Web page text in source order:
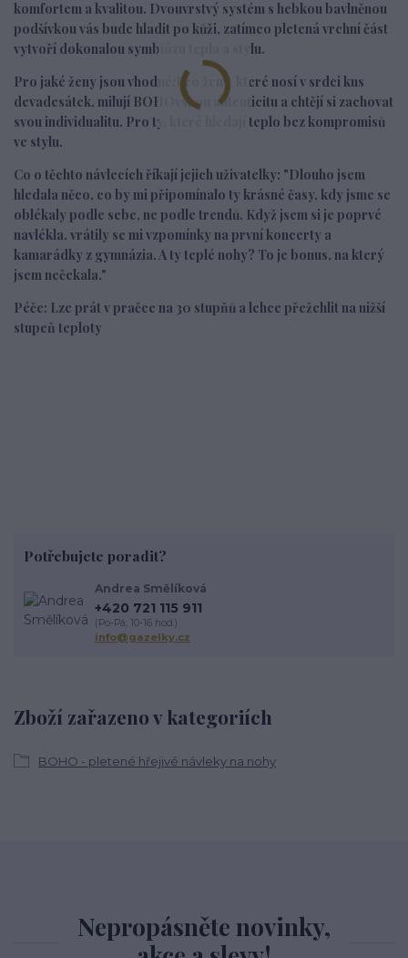
komfortem a kvalitou. Dvouvrstvý systém s hebkou bavlněnou
podšívkou vás bude hladit po kůži, zatímco pletená vrchní část
vytvoří dokonalou symbiózu tepla a stylu.
Pro jaké ženy jsou vhodné:
Pro ženy, které nosí v srdci kus
devadesátek, milují BOHOvskou autenticitu a chtějí si zachovat
svou individualitu. Pro ty, které hledají teplo bez kompromisů
ve stylu.
Co o těchto návlecích říkají jejich uživatelky: "Dlouho jsem
hledala něco, co by mi připomínalo ty krásné časy, kdy jsme se
oblékaly podle sebe, ne podle trendů. Když jsem si je poprvé
navlékla, vrátily se mi vzpomínky na první koncerty a
kamarádky z gymnázia. A ty teplé nohy? To je bonus, na který
jsem nečekala."
Péče: Lze prát v pračce na 30 stupňů a lehce přežehlit na nižší
stupeň teploty
Zboží zařazeno v kategoriích
BOHO - pletené hřejivé návleky na nohy
Potřebujete poradit?
Andrea Smělíková
+420 721 115 911
(Po-Pá, 10-16 hod.)
info@gazelky.cz
Nepropásněte novinky,